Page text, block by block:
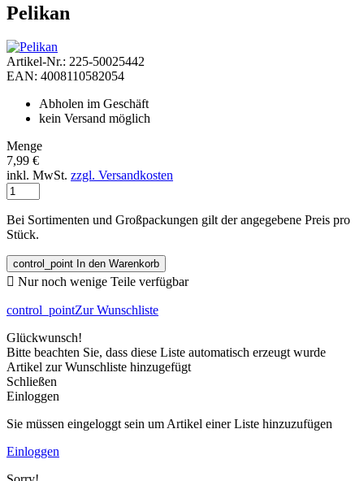
Pelikan
Artikel-Nr.: 225-50025442
EAN: 4008110582054
Abholen im Geschäft
kein Versand möglich
Menge
7,99 €
inkl. MwSt. zzgl. Versandkosten
Bei Sortimenten und Großpackungen gilt der angegebene Preis pro
Stück.
control_point In den Warenkorb
 Nur noch wenige Teile verfügbar
control_pointZur Wunschliste
Glückwunsch!
Bitte beachten Sie, dass diese Liste automatisch erzeugt wurde
Artikel zur Wunschliste hinzugefügt
Schließen
Einloggen
Sie müssen eingeloggt sein um Artikel einer Liste hinzuzufügen
Einloggen